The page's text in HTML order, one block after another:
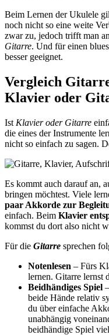
Beim Lernen der Ukulele
noch nicht so eine weite
zwar zu, jedoch trifft man
Gitarre. Und für einen
besser geeignet.
Vergleich
Klavier oder
Ist Klavier oder Gitarre
die eines der Instrumente
nicht so einfach zu sagen.
Es kommt auch darauf an,
bringen möchtest. Viele
paar Akkorde zur
einfach. Beim Klavier
kommst du dort also nicht
Für die Gitarre sprechen
Notenlesen – Fürs
lernen. Gitarre lernst
Beidhändiges Spiel
beide Hände relativ
du über einfache
unabhängig
beidhändige Spiel